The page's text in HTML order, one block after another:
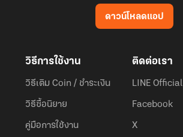
ดาวน์โหลดแอป
วิธีการใช้งาน
วิธีเติม Coin / ชำระเงิน
วิธีซื้อนิยาย
คู่มือการใช้งาน
ติดต่อเรา
LINE Official
Facebook
X